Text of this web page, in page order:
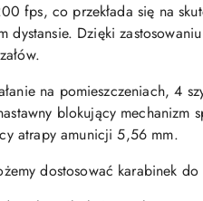
fps, co przekłada się na
Dzięki
na pomieszczeniach, 4
blokujący mechanizm
atrapy amunicji 5,56 mm.
dostosować karabinek